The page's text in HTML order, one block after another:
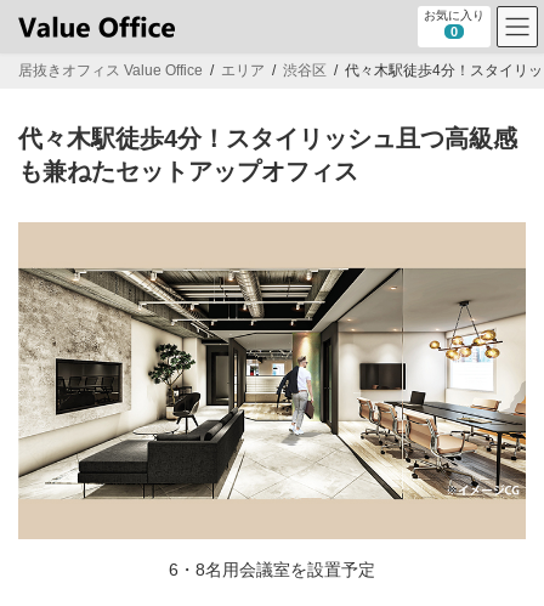
お気に入り
0
居抜きオフィス Value Office エリア 渋谷区 代々木駅徒歩4分！スタイリ
代々木駅徒歩4分！スタイリッシュ且つ高級感
も兼ねたセットアップオフィス
6・8名用会議室を設置予定